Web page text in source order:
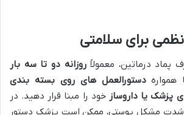
برای سلامتی
پماد درماتین، معمولاًروزانه دو تا سه بار
هموارهدستورالعمل های روی بسته بندی
پزشک یا داروساز خود را مبنا قرار دهید. در
شدت مشکل پوستی، ممکن است پزشک دستور